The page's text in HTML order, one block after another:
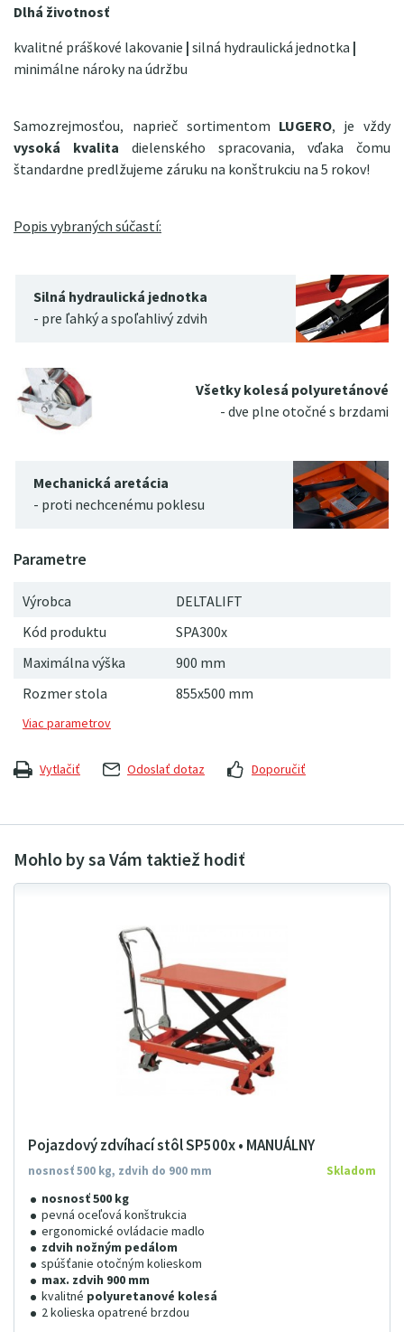
Dlhá životnosť
kvalitné práškové lakovanie |silná hydraulická jednotka |
minimálne nároky na údržbu
Samozrejmosťou, naprieč sortimentom LUGERO, je vždy
vysoká kvalita dielenského spracovania, vďaka čomu
štandardne predlžujeme záruku na konštrukciu na 5 rokov!
Popis vybraných súčastí:
Silná hydraulická jednotka
- pre ľahký a spoľahlivý zdvih
Všetky kolesá polyuretánové
- dve plne otočné s brzdami
Mechanická aretácia
- proti nechcenému poklesu
Výrobca
DELTALIFT
Kód produktu
SPA300x
Maximálna výška
900 mm
Rozmer stola
855x500 mm
Vytlačiť Odoslať dotaz Doporučiť
Pojazdový zdvíhací stôl SP500x • MANUÁLNY
nosnosť 500 kg, zdvih do 900 mm
nosnosť 500 kg
pevná oceľová konštrukcia
ergonomické ovládacie madlo
zdvih nožným pedálom
spúšťanie otočným kolieskom
max. zdvih 900 mm
kvalitné polyuretanové kolesá
2 kolieska opatrené brzdou
Skladom